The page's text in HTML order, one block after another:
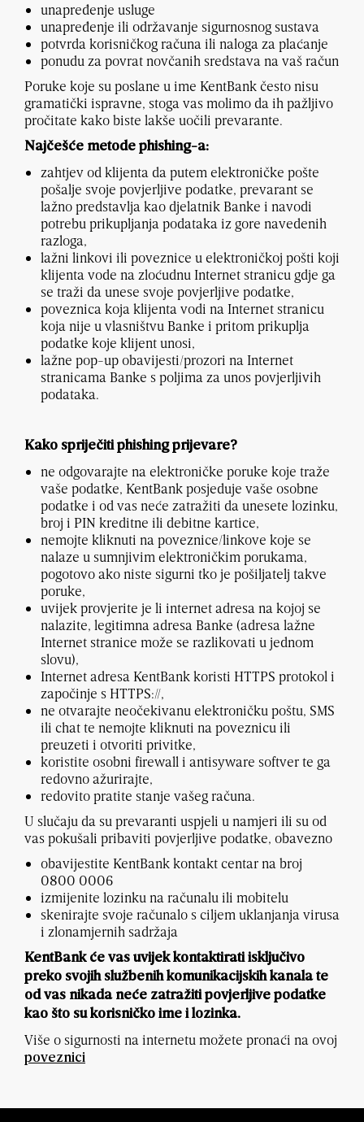
unapređenje usluge
unapređenje ili održavanje sigurnosnog sustava
potvrda korisničkog računa ili naloga za plaćanje
ponudu za povrat novčanih sredstava na vaš račun
Poruke koje su poslane u ime KentBank često nisu
gramatički ispravne, stoga vas molimo da ih pažljivo
pročitate kako biste lakše uočili prevarante.
Najčešće metode phishing-a:
zahtjev od klijenta da putem elektroničke pošte
pošalje svoje povjerljive podatke, prevarant se
lažno predstavlja kao djelatnik Banke i navodi
potrebu prikupljanja podataka iz gore navedenih
razloga,
lažni linkovi ili poveznice u elektroničkoj pošti koji
klijenta vode na zloćudnu Internet stranicu gdje ga
se traži da unese svoje povjerljive podatke,
poveznica koja klijenta vodi na Internet stranicu
koja nije u vlasništvu Banke i pritom prikuplja
podatke koje klijent unosi,
lažne pop-up obavijesti/prozori na Internet
stranicama Banke s poljima za unos povjerljivih
podataka.
Kako spriječiti phishing prijevare?
ne odgovarajte na elektroničke poruke koje traže
vaše podatke, KentBank posjeduje vaše osobne
podatke i od vas neće zatražiti da unesete lozinku,
broj i PIN kreditne ili debitne kartice,
nemojte kliknuti na poveznice/linkove koje se
nalaze u sumnjivim elektroničkim porukama,
pogotovo ako niste sigurni tko je pošiljatelj takve
poruke,
uvijek provjerite je li internet adresa na kojoj se
nalazite, legitimna adresa Banke (adresa lažne
Internet stranice može se razlikovati u jednom
slovu),
Internet adresa KentBank koristi HTTPS protokol i
započinje s HTTPS://,
ne otvarajte neočekivanu elektroničku poštu, SMS
ili chat te nemojte kliknuti na poveznicu ili
preuzeti i otvoriti privitke,
koristite osobni firewall i antisyware softver te ga
redovno ažurirajte,
redovito pratite stanje vašeg računa.
U slučaju da su prevaranti uspjeli u namjeri ili su od
vas pokušali pribaviti povjerljive podatke, obavezno
obavijestite KentBank kontakt centar na broj
0800 0006
izmijenite lozinku na računalu ili mobitelu
skenirajte svoje računalo s ciljem uklanjanja virusa
i zlonamjernih sadržaja
KentBank će vas uvijek kontaktirati isključivo
preko svojih službenih komunikacijskih kanala te
od vas nikada neće zatražiti povjerljive podatke
kao što su korisničko ime i lozinka.
Više o sigurnosti na internetu možete pronaći na ovoj
poveznici